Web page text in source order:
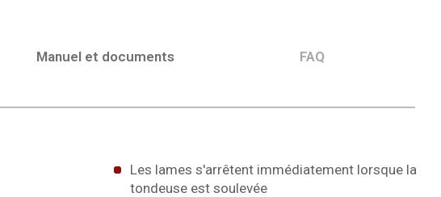
Manuel et documents FAQ
Les lames s'arrêtent immédiatement lorsque la
tondeuse est soulevée